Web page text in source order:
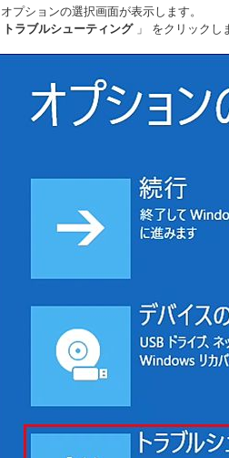
オプションの選択画面が表示します。
トラブルシューティング 」 をクリックし